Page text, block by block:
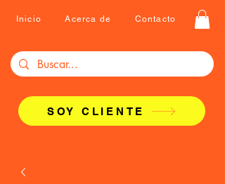
Inicio Acerca de Contacto
SOY CLIENTE